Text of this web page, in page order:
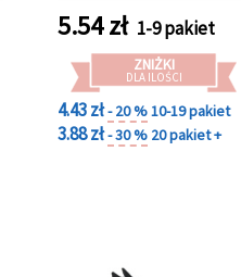
Zdjęć i Ozdobnego
Pakowania Prezentów
5.54zł 1-9 pakiet
ZNIŻKI
DLA ILOŚCI
4.43 zł- 20 %10-19 pakiet
3.88 zł- 30 % 20 pakiet +